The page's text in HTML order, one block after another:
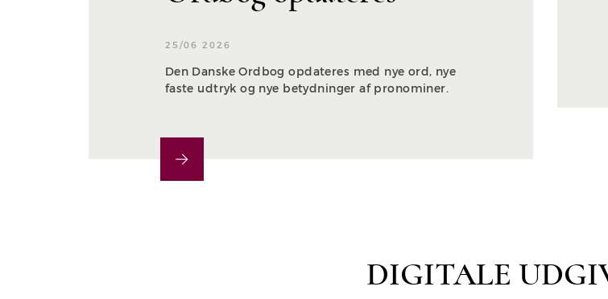
25/06 2026
Den Danske Ordbog opdateres med nye ord, nye
faste udtryk og nye betydninger af pronominer.
DIGITALE